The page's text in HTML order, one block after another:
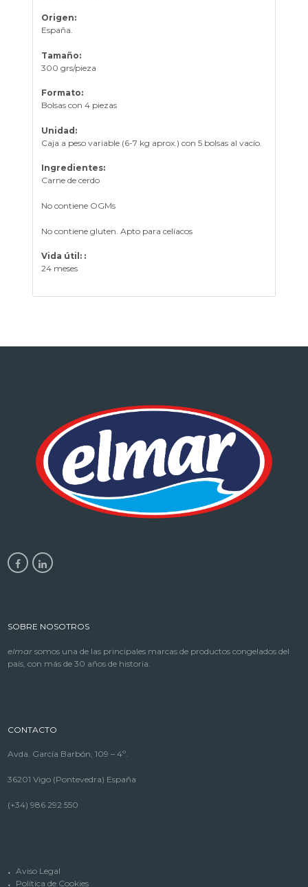
Origen:
España.
Tamaño:
300 grs/pieza
Formato:
Bolsas con 4 piezas
Unidad:
Caja a peso variable (6-7 kg aprox.) con 5 bolsas al vacío.
Ingredientes:
Carne de cerdo
No contiene OGMs
No contiene gluten. Apto para celíacos
Vida útil: :
24 meses
SOBRE NOSOTROS
elmar somos una de las principales marcas de productos congelados del
país, con más de 30 años de historia.
CONTACTO
Avda. García Barbón, 109 – 4º.
36201 Vigo (Pontevedra) España
(+34) 986 292 550
Aviso Legal
Política de Cookies